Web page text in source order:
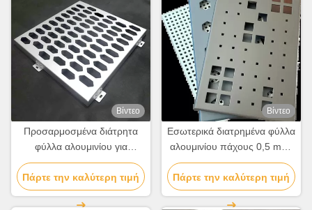
Βίντεο
Προσαρμοσμένα διάτρητα
φύλλα αλουμινίου για
διακόσμηση τοίχων /
οροφών
Πάρτε την καλύτερη τιμή
Βίντεο
Εσωτερικά διατρημένα φύλλα
αλουμινίου πάχους 0,5 mm-
10 mm Ανθεκτικά στη
διάβρωση
Πάρτε την καλύτερη τιμή